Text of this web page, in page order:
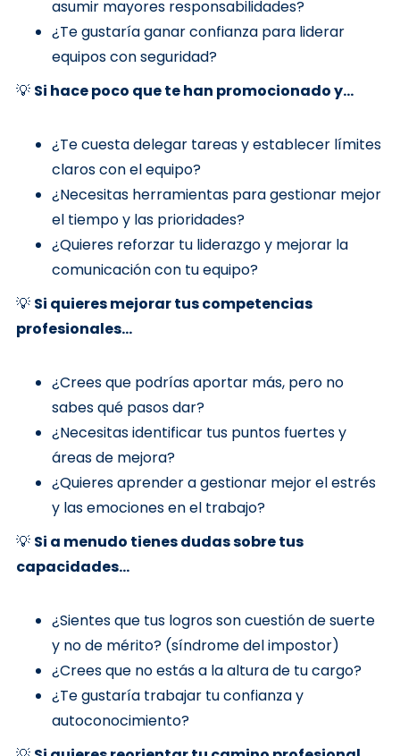
asumir mayores responsabilidades?
¿Te gustaría ganar confianza para liderar
equipos con seguridad?
💡 Si hace poco que te han promocionado y...
¿Te cuesta delegar tareas y establecer límites
claros con el equipo?
¿Necesitas herramientas para gestionar mejor
el tiempo y las prioridades?
¿Quieres reforzar tu liderazgo y mejorar la
comunicación con tu equipo?
💡 Si quieres mejorar tus competencias
profesionales...
¿Crees que podrías aportar más, pero no
sabes qué pasos dar?
¿Necesitas identificar tus puntos fuertes y
áreas de mejora?
¿Quieres aprender a gestionar mejor el estrés
y las emociones en el trabajo?
💡 Si a menudo tienes dudas sobre tus
capacidades...
¿Sientes que tus logros son cuestión de suerte
y no de mérito? (síndrome del impostor)
¿Crees que no estás a la altura de tu cargo?
¿Te gustaría trabajar tu confianza y
autoconocimiento?